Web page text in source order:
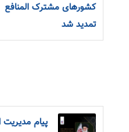
کشورهای مشترک المنافع
تمدید شد
پیام مدیریت